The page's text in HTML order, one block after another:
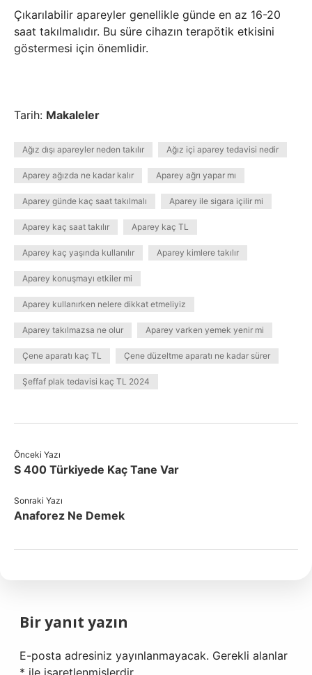
Çıkarılabilir apareyler genellikle günde en az 16-20
saat takılmalıdır. Bu süre cihazın terapötik etkisini
göstermesi için önemlidir.
Tarih: Makaleler
Ağız dışı apareyler neden takılır Ağız içi aparey tedavisi nedir
Aparey ağızda ne kadar kalır Aparey ağrı yapar mı
Aparey günde kaç saat takılmalı Aparey ile sigara içilir mi
Aparey kaç saat takılır Aparey kaç TL
Aparey kaç yaşında kullanılır Aparey kimlere takılır
Aparey konuşmayı etkiler mi
Aparey kullanırken nelere dikkat etmeliyiz
Aparey takılmazsa ne olur Aparey varken yemek yenir mi
Çene aparatı kaç TL Çene düzeltme aparatı ne kadar sürer
Şeffaf plak tedavisi kaç TL 2024
Önceki Yazı
S 400 Türkiyede Kaç Tane Var
Sonraki Yazı
Anaforez Ne Demek
Bir yanıt yazın
E-posta adresiniz yayınlanmayacak. Gerekli alanlar
* ile işaretlenmişlerdir